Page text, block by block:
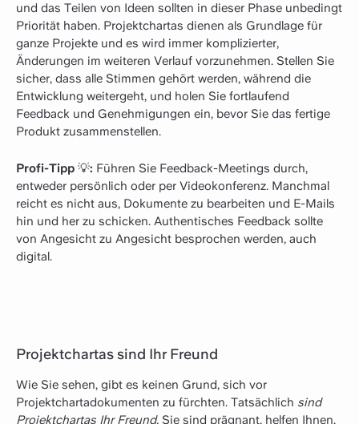
und das Teilen von Ideen sollten in dieser Phase unbedingt
Priorität haben. Projektchartas dienen als Grundlage für
ganze Projekte und es wird immer komplizierter,
Änderungen im weiteren Verlauf vorzunehmen. Stellen Sie
sicher, dass alle Stimmen gehört werden, während die
Entwicklung weitergeht, und holen Sie fortlaufend
Feedback und Genehmigungen ein, bevor Sie das fertige
Produkt zusammenstellen.
Profi-Tipp 💡: Führen Sie Feedback-Meetings durch,
entweder persönlich oder per Videokonferenz. Manchmal
reicht es nicht aus, Dokumente zu bearbeiten und E-Mails
hin und her zu schicken. Authentisches Feedback sollte
von Angesicht zu Angesicht besprochen werden, auch
digital.
Projektchartas sind Ihr Freund
Wie Sie sehen, gibt es keinen Grund, sich vor
Projektchartadokumenten zu fürchten. Tatsächlich sind
Projektchartas Ihr Freund. Sie sind prägnant, helfen Ihnen,